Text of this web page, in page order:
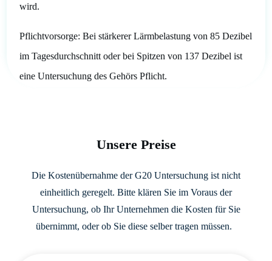
wird.
Pflichtvorsorge: Bei stärkerer Lärmbelastung von 85 Dezibel
im Tagesdurchschnitt oder bei Spitzen von 137 Dezibel ist
eine Untersuchung des Gehörs Pflicht.
Unsere Preise
Die Kostenübernahme der G20 Untersuchung ist nicht
einheitlich geregelt. Bitte klären Sie im Voraus der
Untersuchung, ob Ihr Unternehmen die Kosten für Sie
übernimmt, oder ob Sie diese selber tragen müssen.